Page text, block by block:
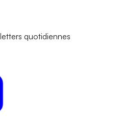
quotidiennes